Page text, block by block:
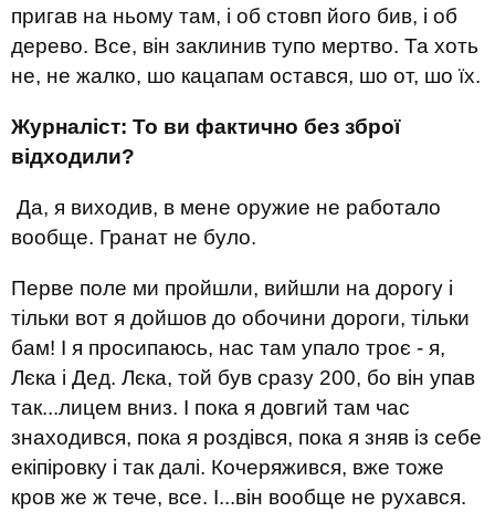
пригав на ньому там, і об стовп його бив, і об
дерево. Все, він заклинив тупо мертво. Та хоть
не, не жалко, шо кацапам остався, шо от, шо їх.
Журналіст: То ви фактично без зброї
відходили?
Да, я виходив, в мене оружие не работало
вообще. Гранат не було.
Перве поле ми пройшли, вийшли на дорогу і
тільки вот я дойшов до обочини дороги, тільки
бам! І я просипаюсь, нас там упало троє - я,
Лєка і Дед. Лєка, той був сразу 200, бо він упав
так...лицем вниз. І пока я довгий там час
знаходився, пока я роздівся, пока я зняв із себе
екіпіровку і так далі. Кочеряжився, вже тоже
кров же ж тече, все. І...він вообще не рухався.